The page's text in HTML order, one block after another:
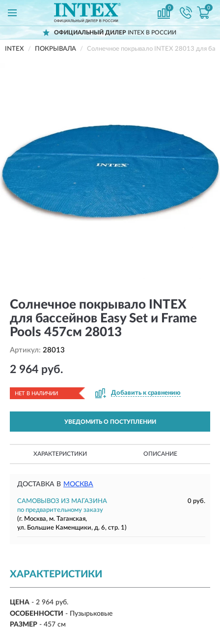
0 0
ОФИЦИАЛЬНЫЙ ДИЛЕР INTEX В РОССИИ
INTEX ПОКРЫВАЛА Солнечное покрывало INTEX 28013 для
Солнечное покрывало INTEX
для бассейнов Easy Set и Frame
Pools 457см 28013
Артикул: 28013
2 964 руб.
НЕТ В НАЛИЧИИ Добавить к сравнению
УВЕДОМИТЬ О ПОСТУПЛЕНИИ
ХАРАКТЕРИСТИКИ ОПИСАНИЕ
ДОСТАВКА В МОСКВА
САМОВЫВОЗ ИЗ МАГАЗИНА
0 руб.
по предварительному заказу
(г. Москва, м. Таганская,
ул. Большие Каменщики, д. 6, стр. 1)
ХАРАКТЕРИСТИКИ
ЦЕНА - 2 964 руб.
ОСОБЕННОСТИ - Пузырьковые
РАЗМЕР - 457 см